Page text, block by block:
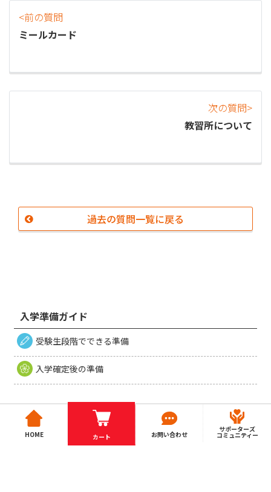
<前の質問
ミールカード
次の質問>
教習所について
過去の質問一覧に戻る
入学準備ガイド
受験生段階でできる準備
入学確定後の準備
HOME カート お問い合わせ
サポーターズ
コミュニティー